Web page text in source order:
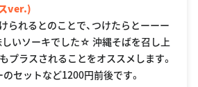
ver.)
られるとのことで、つけたらとーーー
しいソーキでした☆ 沖縄そばを召し上
プラスされることをオススメします。
セットなど1200円前後です。